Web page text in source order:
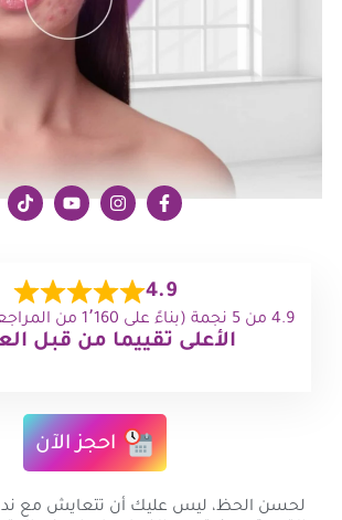
4.9
4.9 من 5 نجمة (بناءً على 1٬160 من المراجعات)
الأعلى تقييما من قبل
احجز الآن
لحسن الحظ، ليس عليك أن تتعايش مع